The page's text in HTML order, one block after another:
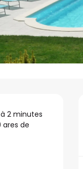
2 minutes
ares de